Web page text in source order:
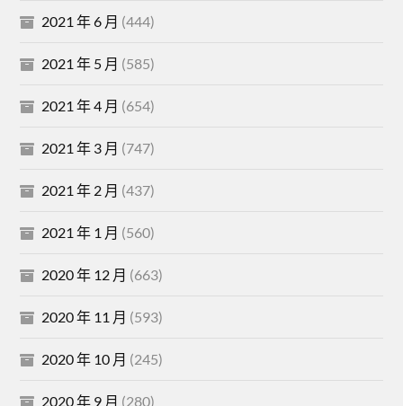
2021 年 6 月 (444)
2021 年 5 月 (585)
2021 年 4 月 (654)
2021 年 3 月 (747)
2021 年 2 月 (437)
2021 年 1 月 (560)
2020 年 12 月 (663)
2020 年 11 月 (593)
2020 年 10 月 (245)
2020 年 9 月 (280)